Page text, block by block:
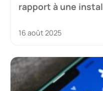
rapport à une
16 août 2025